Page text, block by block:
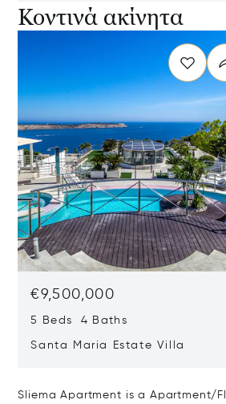
Κοντινά ακίνητα
€9,500,000
5 Beds 4 Baths
Santa Maria Estate Villa
Sliema Apartment is a Apartment/